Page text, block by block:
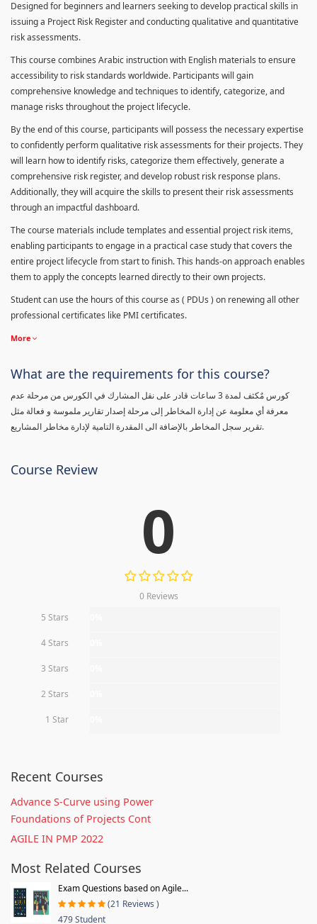
Designed for beginners and learners seeking to develop practical skills in
issuing a Project Risk Register and conducting qualitative and quantitative
risk assessments.
This course combines Arabic instruction with English materials to ensure
accessibility to risk standards worldwide. Participants will gain
comprehensive knowledge and techniques to identify, categorize, and
manage risks throughout the project lifecycle.
By the end of this course, participants will possess the necessary expertise
to confidently perform qualitative risk assessments for their projects. They
will learn how to identify risks, categorize them effectively, generate a
comprehensive risk register, and develop robust risk response plans.
Additionally, they will acquire the skills to present their risk assessments
through an impactful dashboard.
The course materials include templates and essential project risk items,
enabling participants to engage in a practical case study that covers the
entire project lifecycle from start to finish. This hands-on approach enables
them to apply the concepts learned directly to their own projects.
Student can use the hours of this course as ( PDUs ) on renewing all other
professional certificates like PMI certificates.
More
What are the requirements for this course?
كورس مٌكثف لمدة 3 ساعات قادر على نقل المشارك في الكورس من مرحلة عدم
معرفة أي معلومة عن إدارة المخاطر إلى مرحلة إصدار تقارير ملموسة و فعالة مثل
تقرير سجل المخاطر بالإضافة الى المقدرة التامية لإدارة مخاطر المشاريع.
Course Review
0
0 Reviews
5 Stars
4 Stars
3 Stars
2 Stars
1 Star
Recent Courses
Advance S-Curve using Power
Foundations of Projects Cont
AGILE IN PMP 2022
Most Related Courses
Exam Questions based on Agile...
(21 Reviews )
479 Student